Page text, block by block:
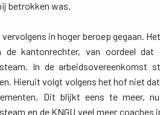
betrokken was.
vervolgens in hoger beroep gegaan.
de kantonrechter, van oordeel
In de
Hieruit volgt volgens het hof niet
Dit blijkt eens te meer,
en de KNGU veel meer